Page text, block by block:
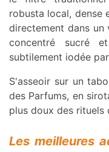
robusta local, dense
directement dans
concentré sucré
subtilement iodée
S'asseoir sur un
des Parfums, en
plus doux des rituels
Les meilleures